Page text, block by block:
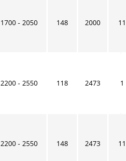
1700 - 2050 148 2000 11
2200 - 2550 118 2473 1
2200 - 2550 148 2473 11